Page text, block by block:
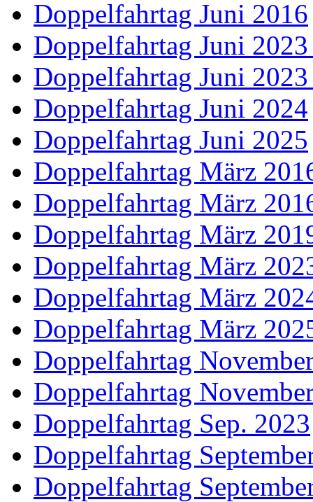
Doppelfahrtag Juni 2016
Doppelfahrtag Juni 2023
Doppelfahrtag Juni
Doppelfahrtag Juni 2024
Doppelfahrtag Juni 2025
Doppelfahrtag März
Doppelfahrtag März
Doppelfahrtag März
Doppelfahrtag März
Doppelfahrtag März
Doppelfahrtag März
Doppelfahrtag
Doppelfahrtag
Doppelfahrtag Sep. 2023
Doppelfahrtag
Doppelfahrtag